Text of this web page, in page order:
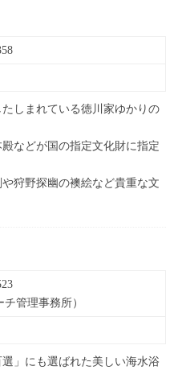
しまれている徳川家ゆかりの
などが国の指定文化財に指定
狩野探幽の襖絵など貴重な文
チ管理事務所）
」にも選ばれた美しい海水浴